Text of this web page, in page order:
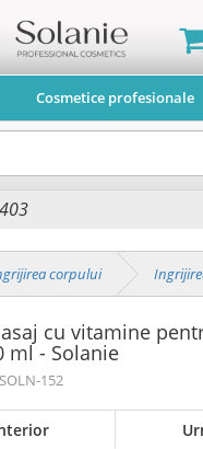
Cosmetice profesionale
corpului
cu vitamine
ml - Solanie
SOLN-152